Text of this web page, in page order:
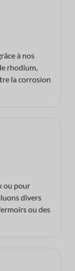
à nos
rhodium,
la corrosion
ou pour
divers
ou des